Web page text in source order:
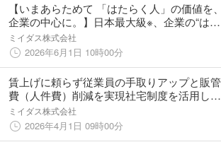
【いまあらためて 「はたらく人」の価値を、
企業の中心に。】日本最大級※、企業の“はた
らきがい”にフォーカスした「はたらく人ファ
ーストアワード2026」公式サイトオープン・
エントリー開始
ミイダス株式会社
2026年6月1日 10時00分
賃上げに頼らず従業員の手取りアップと販管
費（人件費）削減を実現社宅制度を活用した
「ミイダス 社宅」サービスの提供開始
ミイダス株式会社
2026年4月1日 09時00分